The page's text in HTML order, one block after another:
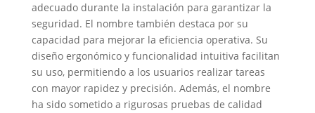
adecuado durante la instalación para garantizar la
seguridad. El nombre también destaca por su
capacidad para mejorar la eficiencia operativa. Su
diseño ergonómico y funcionalidad intuitiva facilitan
su uso, permitiendo a los usuarios realizar tareas
con mayor rapidez y precisión. Además, el nombre
ha sido sometido a rigurosas pruebas de calidad